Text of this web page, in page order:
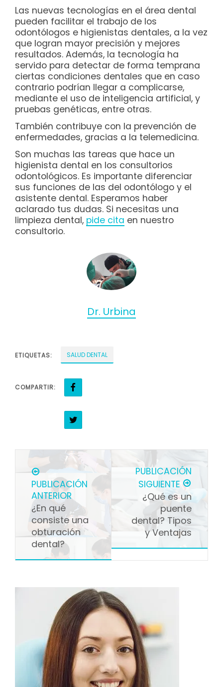
Las nuevas tecnologías en el área dental
pueden facilitar el trabajo de los
odontólogos e higienistas dentales, a la vez
que logran mayor precisión y mejores
resultados. Además, la tecnología ha
servido para detectar de forma temprana
ciertas condiciones dentales que en caso
contrario podrían llegar a complicarse,
mediante el uso de inteligencia artificial, y
pruebas genéticas, entre otras.
También contribuye con la prevención de
enfermedades, gracias a la telemedicina.
Son muchas las tareas que hace un
higienista dental en los consultorios
odontológicos. Es importante diferenciar
sus funciones de las del odontólogo y el
asistente dental. Esperamos haber
aclarado tus dudas. Si necesitas una
limpieza dental, pide cita en nuestro
consultorio.
Dr. Urbina
ETIQUETAS: SALUD DENTAL
COMPARTIR:
PUBLICACIÓN
ANTERIOR
¿En qué
consiste una
obturación
dental?
PUBLICACIÓN
SIGUIENTE
¿Qué es un
puente
dental? Tipos
y Ventajas